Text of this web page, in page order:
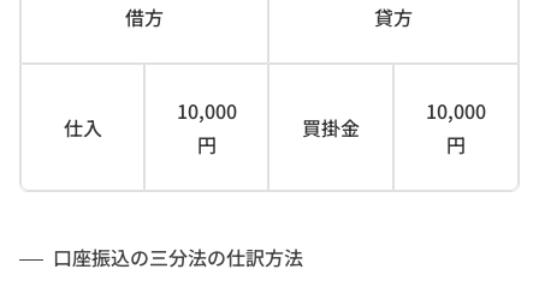
借方 貸方
仕入
10,000
円
買掛金
10,000
円
口座振込の三分法の仕訳方法